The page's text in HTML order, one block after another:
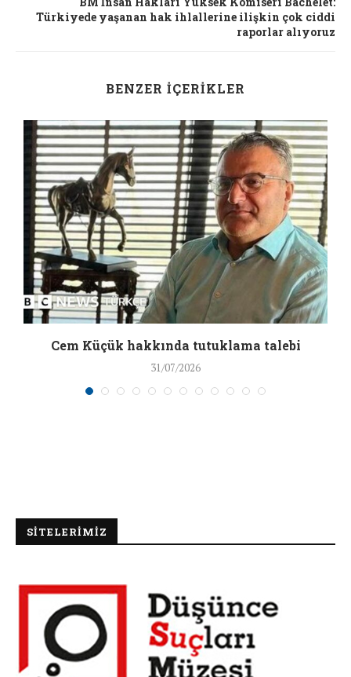
Türkiyede yaşanan hak ihlallerine ilişkin çok ciddi
raporlar alıyoruz
BENZER İÇERIKLER
Cem Küçük hakkında tutuklama talebi
31/07/2026
SİTELERİMİZ